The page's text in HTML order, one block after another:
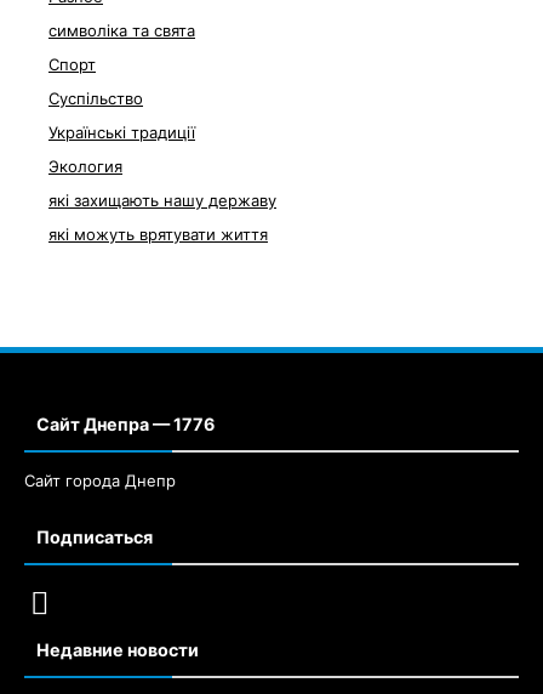
символіка та свята
Спорт
Суспільство
Українські традиції
Экология
які захищають нашу державу
які можуть врятувати життя
Сайт Днепра — 1776
Сайт города Днепр
Подписаться
Недавние новости